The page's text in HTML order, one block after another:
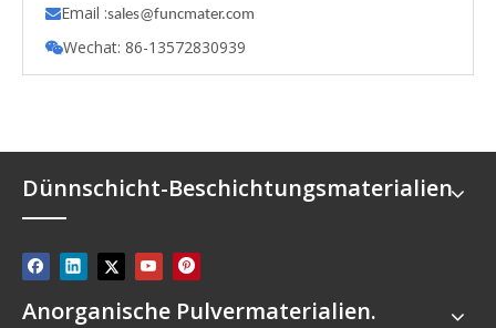
Email :sales@funcmater.com
Wechat: 86-13572830939
Dünnschicht-Beschichtungsmaterialien
Anorganische Pulvermaterialien.